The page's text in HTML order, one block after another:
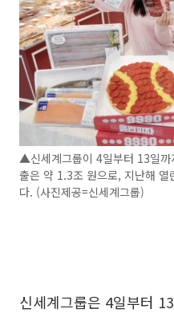
▲신세계그룹이 4일부터 13일
출은 약 1.3조 원으로, 지난해 열
다. (사진제공=신세계그룹)
신세계그룹은 4일부터